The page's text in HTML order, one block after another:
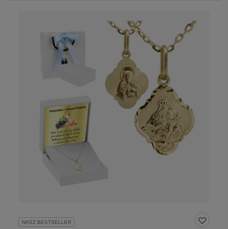
NASZ BESTSELLER